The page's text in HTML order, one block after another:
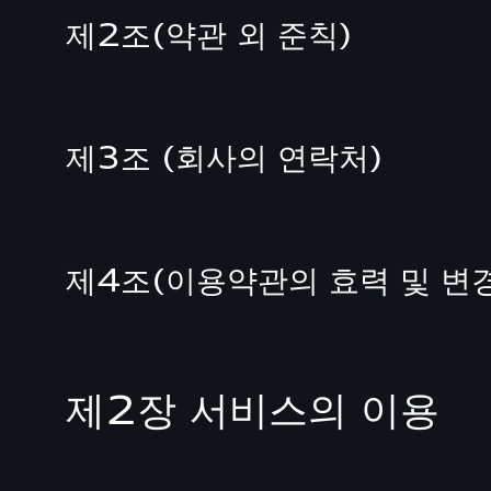
제2조(약관 외 준칙)
제3조 (회사의 연락처)
제4조(이용약관의 효력 및 변
제2장 서비스의 이용